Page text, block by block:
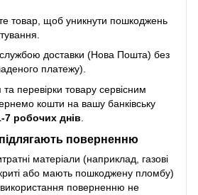
товар, щоб уникнути пошкоджень
службою доставки (Нова Пошта) без
платежу).
перевірки товару сервісним
кошти на вашу банківську
7 робочих днів
поверненню
матеріали (наприклад, газові
або мають пошкоджену пломбу)
використання поверненню не